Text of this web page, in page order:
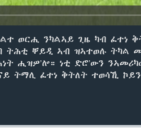
ወርሒ ንካልኣይ ጊዜ ካብ ፈተነ
ትሕቲ ቐይዲ ኣብ ዝኣተወሉ ትካል
ሒዝዎ’ሎ። ነቲ ድሮ’ውን
ትማሊ ፈተነ ቅትለት ተወሳኺ